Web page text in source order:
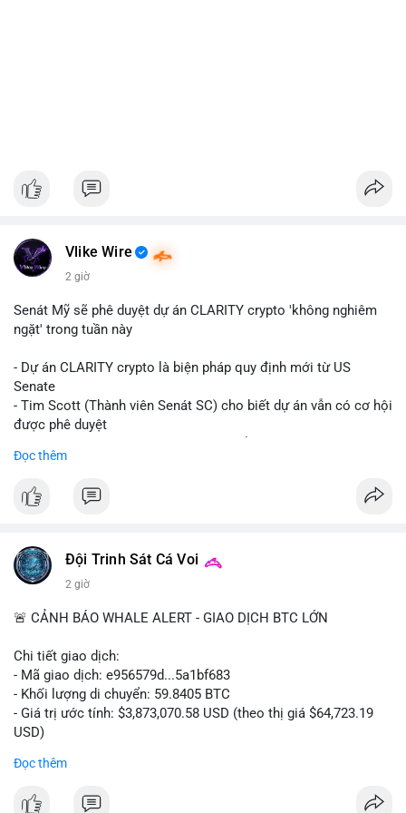
Vlike Wire
2 giờ
Senát Mỹ sẽ phê duyệt dự án CLARITY crypto 'không nghiêm
ngặt' trong tuần này
- Dự án CLARITY crypto là biện pháp quy định mới từ US
Senate
- Tim Scott (Thành viên Senát SC) cho biết dự án vẫn có cơ hội
được phê duyệt
trình
#vlikevn #titanbot
Đọc thêm
Đội Trinh Sát Cá Voi
2 giờ
🚨 CẢNH BÁO WHALE ALERT - GIAO DỊCH BTC LỚN
Chi tiết giao dịch:
- Mã giao dịch: e956579d...5a1bf683
- Khối lượng di chuyển: 59.8405 BTC
- Giá trị ước tính: $3,873,070.58 USD (theo thị giá $64,723.19
USD)
kích hoạt di chuyển trong mempool. Với quy mô này, khả năng
Đọc thêm